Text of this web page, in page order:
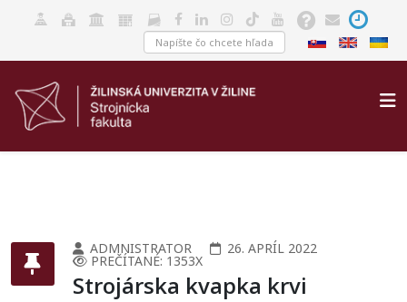
ADMNISTRATOR 26. APRÍL 2022
PREČÍTANÉ: 1353X
Strojárska kvapka krvi